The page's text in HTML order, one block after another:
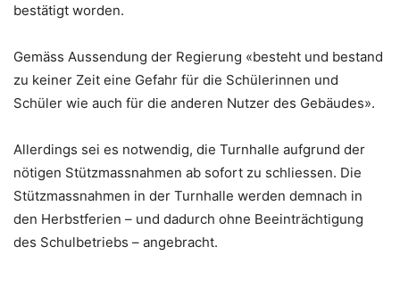
bestätigt worden.
Gemäss Aussendung der Regierung «besteht und bestand
zu keiner Zeit eine Gefahr für die Schülerinnen und
Schüler wie auch für die anderen Nutzer des Gebäudes».
Allerdings sei es notwendig, die Turnhalle aufgrund der
nötigen Stützmassnahmen ab sofort zu schliessen. Die
Stützmassnahmen in der Turnhalle werden demnach in
den Herbstferien – und dadurch ohne Beeinträchtigung
des Schulbetriebs – angebracht.